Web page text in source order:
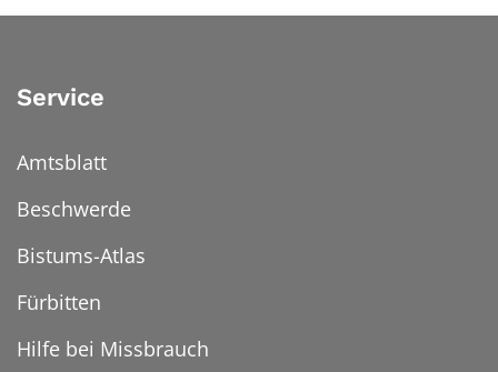
Service
Amtsblatt
Beschwerde
Bistums-Atlas
Fürbitten
Hilfe bei Missbrauch